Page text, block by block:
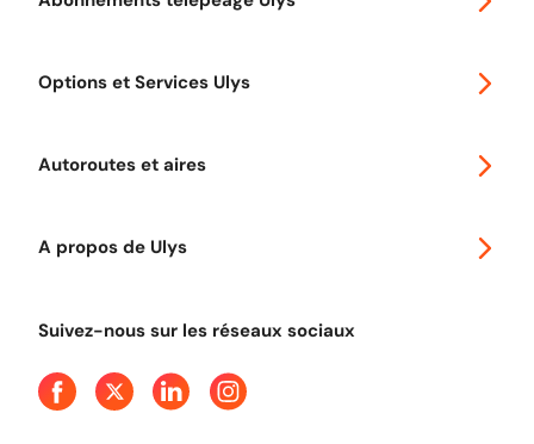
Options et Services Ulys
Autoroutes et aires
A propos de Ulys
Presse
Suivez-nous sur les réseaux sociaux